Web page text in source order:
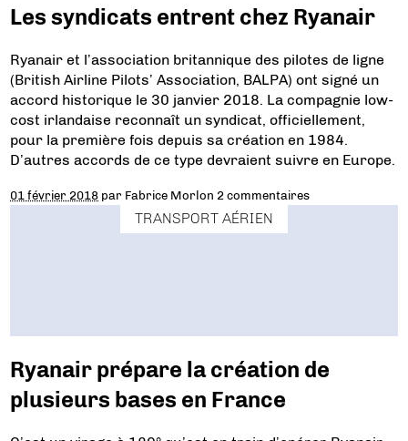
Les syndicats entrent chez Ryanair
Ryanair et l’association britannique des pilotes de ligne
(British Airline Pilots’ Association, BALPA) ont signé un
accord historique le 30 janvier 2018. La compagnie low-
cost irlandaise reconnaît un syndicat, officiellement,
pour la première fois depuis sa création en 1984.
D’autres accords de ce type devraient suivre en Europe.
01 février 2018 par Fabrice Morlon 2 commentaires
TRANSPORT AÉRIEN
Ryanair prépare la création de
plusieurs bases en France